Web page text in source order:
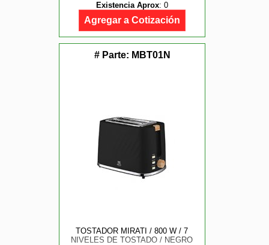
Existencia Aprox: 0
Agregar a Cotización
# Parte: MBT01N
TOSTADOR MIRATI / 800 W / 7
NIVELES DE TOSTADO / NEGRO